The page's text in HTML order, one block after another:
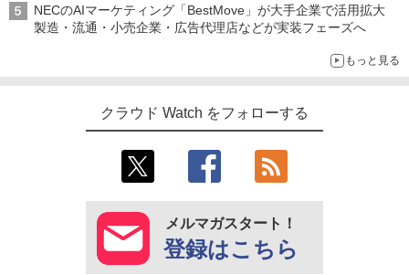
NECのAIマーケティング「BestMove」が大手企業で活用拡大
製造・流通・小売企業・広告代理店などが実装フェーズへ
もっと見る
クラウド Watch をフォローする
メルマガスタート！
登録はこちら